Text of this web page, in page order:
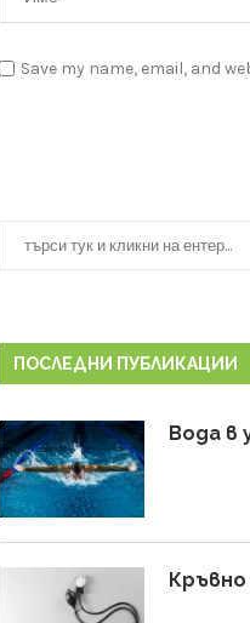
Save my name, email, and
ПОСЛЕДНИ ПУБЛИКАЦИИ
Вода в